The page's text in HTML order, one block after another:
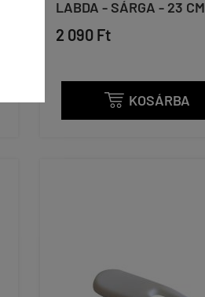
LABDA - SÁRGA - 23 CM
2 090 Ft
 KOSÁRBA